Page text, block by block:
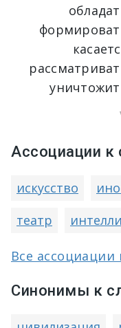
Ассоциации к
искусство
театр
Все ассоциации
Синонимы к